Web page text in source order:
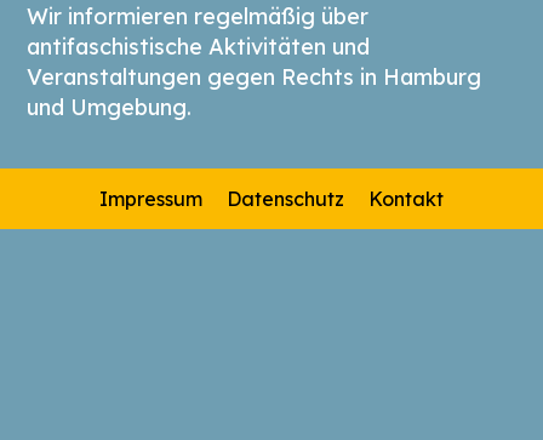
Wir informieren regelmäßig über
antifaschistische Aktivitäten und
Veranstaltungen gegen Rechts in Hamburg
und Umgebung.
Impressum Datenschutz Kontakt